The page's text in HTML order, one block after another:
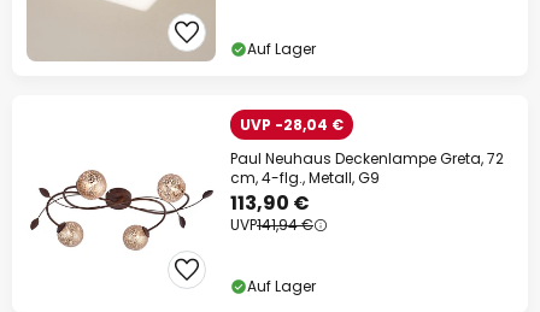
Auf Lager
UVP -28,04 €
Paul Neuhaus Deckenlampe Greta, 72
cm, 4-flg., Metall, G9
113,90 €
UVP141,94 €
Auf Lager